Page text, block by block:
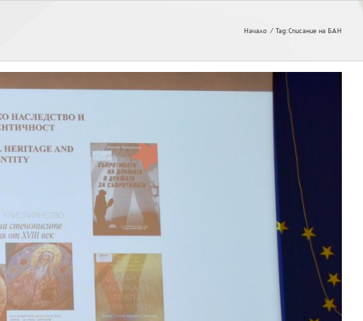
Начало Tag:Списание на БАН